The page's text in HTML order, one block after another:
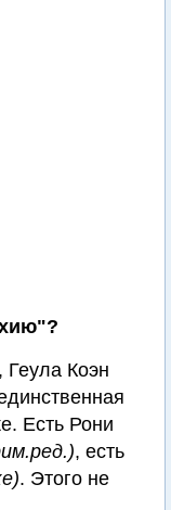
Коэн
Есть Рони
, есть
. Этого не